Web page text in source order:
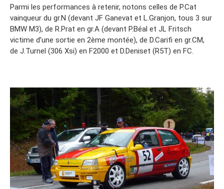
Parmi les performances à retenir, notons celles de P.Cat
vainqueur du gr.N (devant JF Ganevat et L.Granjon, tous 3 sur
BMW M3), de R.Prat en gr.A (devant P.Béal et JL Fritsch
victime d’une sortie en 2ème montée), de D.Carifi en gr.CM,
de J.Turnel (306 Xsi) en F2000 et D.Deniset (R5T) en FC.